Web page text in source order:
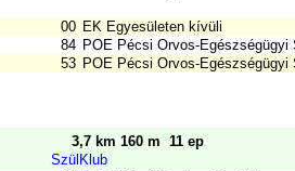
00 EK Egyesületen kívüli
84 POE Pécsi Orvos-Egészségügyi
53 POE Pécsi Orvos-Egészségügyi
3,7 km 160 m 11 ep
Szül Klub